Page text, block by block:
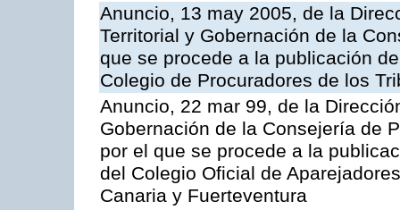
Anuncio, 13 may 2005, de la
Territorial y Gobernación de la
que se procede a la publicación
Colegio de Procuradores de los
Anuncio, 22 mar 99, de la
Gobernación de la Consejería de
por el que se procede a la
del Colegio Oficial de
Canaria y Fuerteventura